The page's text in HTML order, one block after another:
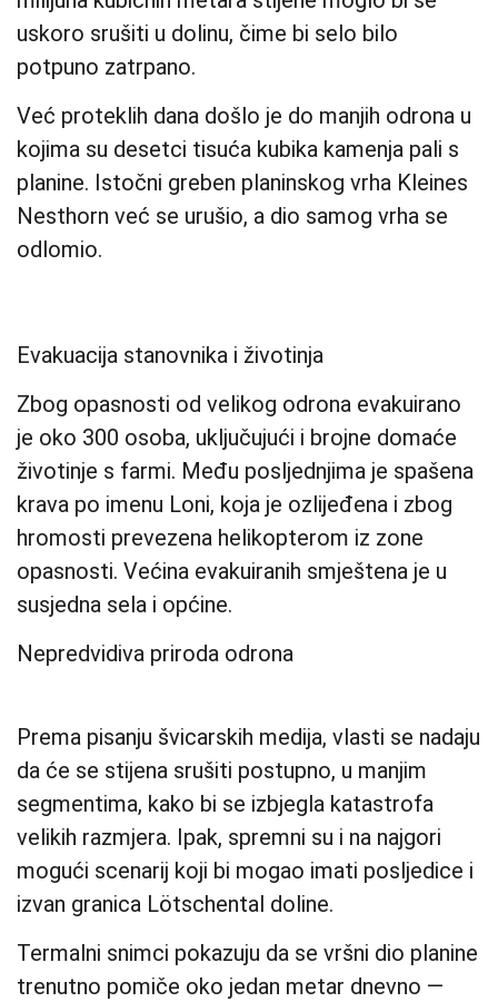
uskoro srušiti u dolinu, čime bi selo bilo
potpuno zatrpano.
Već proteklih dana došlo je do manjih odrona u
kojima su desetci tisuća kubika kamenja pali s
planine. Istočni greben planinskog vrha Kleines
Nesthorn već se urušio, a dio samog vrha se
odlomio.
Evakuacija stanovnika i životinja
Zbog opasnosti od velikog odrona evakuirano
je oko 300 osoba, uključujući i brojne domaće
životinje s farmi. Među posljednjima je spašena
krava po imenu Loni, koja je ozlijeđena i zbog
hromosti prevezena helikopterom iz zone
opasnosti. Većina evakuiranih smještena je u
susjedna sela i općine.
Nepredvidiva priroda odrona
Prema pisanju švicarskih medija, vlasti se nadaju
da će se stijena srušiti postupno, u manjim
segmentima, kako bi se izbjegla katastrofa
velikih razmjera. Ipak, spremni su i na najgori
mogući scenarij koji bi mogao imati posljedice i
izvan granica Lötschental doline.
Termalni snimci pokazuju da se vršni dio planine
trenutno pomiče oko jedan metar dnevno —